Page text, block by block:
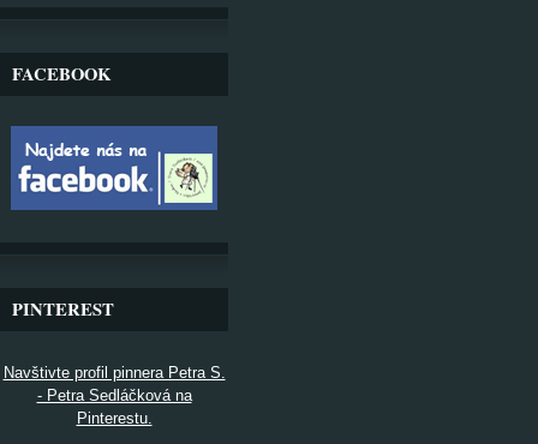
FACEBOOK
PINTEREST
Navštivte profil pinnera Petra S.
- Petra Sedláčková na
Pinterestu.